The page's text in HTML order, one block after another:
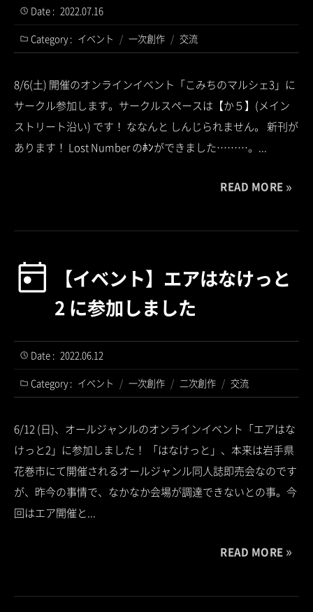
Date : 2022.07.16
Category : イベント / 一次創作 / 交流
8/6(土) 開催のオンラインイベント「こみちのマルシェ3」に
サークル参加します。サークルスペースは【か５】(メイン
ストリート沿い) です！ ななんと しんじられません。 新刊が
あります！ Lost Number のﾎﾝができました………。...
READ MORE
【イベント】エアはなけっと
2 に参加しました
Date : 2022.06.12
Category : イベント / 一次創作 / 二次創作 / 交流
6/12 (日)、オールジャンルのオンラインイベント「エアはな
けっと2」に参加しました！ 「はなけっと」、本来は岩手県
花巻市にて開催されるオールジャンル同人誌即売会なのです
が、昨今の事情で、なかなか会場が調達できないとの事。今
回はエア開催と...
READ MORE